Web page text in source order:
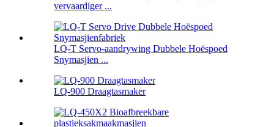
vervaardiger ...
LQ-T Servo-aandrywing Dubbele Hoëspoed
Snymasjien ...
LQ-900 Draagtasmaker